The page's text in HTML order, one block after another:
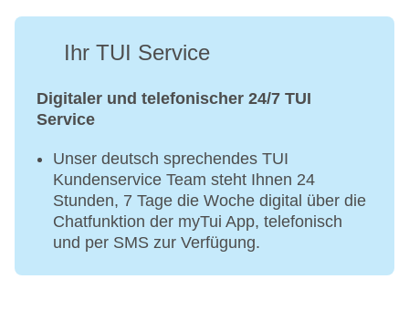
Ihr TUI Service
Digitaler und telefonischer 24/7 TUI
Service
Unser deutsch sprechendes TUI
Kundenservice Team steht Ihnen 24
Stunden, 7 Tage die Woche digital über die
Chatfunktion der myTui App, telefonisch
und per SMS zur Verfügung.